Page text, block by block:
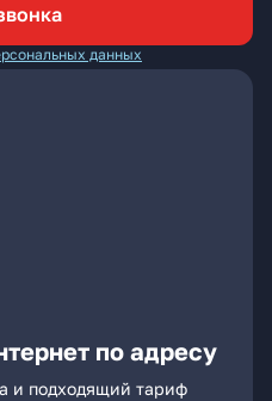
данных
по адресу
и подходящий тариф